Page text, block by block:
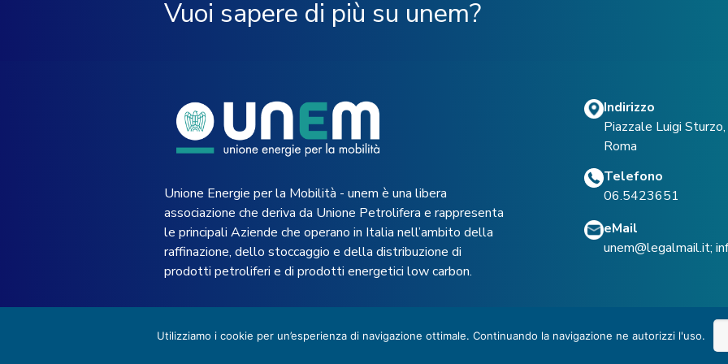
Vuoi sapere di più su unem?
Unione Energie per la Mobilità - unem è una libera
associazione che deriva da Unione Petrolifera e rappresenta
le principali Aziende che operano in Italia nell’ambito della
raffinazione, dello stoccaggio e della distribuzione di
prodotti petroliferi e di prodotti energetici low carbon.
Indirizzo
Piazzale Luigi
Roma
Telefono
06.5423651
eMail
unem@legalmail.it;
© 2022 UNEM -Privacy Policy
Utilizziamo i cookie per un’esperienza di navigazione ottimale. Continuando la navigazione ne autorizzi l'uso.